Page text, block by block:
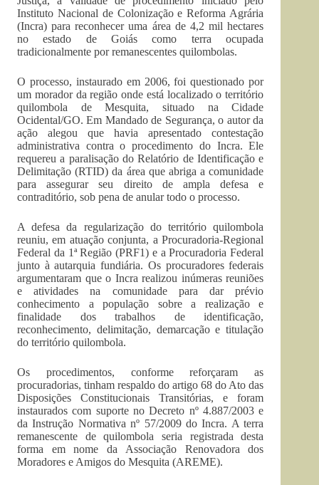
Instituto Nacional de Colonização e Reforma Agrária
(Incra) para reconhecer uma área de 4,2 mil hectares
no estado de Goiás como terra ocupada
tradicionalmente por remanescentes quilombolas.
O processo, instaurado em 2006, foi questionado por
um morador da região onde está localizado o território
quilombola de Mesquita, situado na Cidade
Ocidental/GO. Em Mandado de Segurança, o autor da
ação alegou que havia apresentado contestação
administrativa contra o procedimento do Incra. Ele
requereu a paralisação do Relatório de Identificação e
Delimitação (RTID) da área que abriga a comunidade
para assegurar seu direito de ampla defesa e
contraditório, sob pena de anular todo o processo.
A defesa da regularização do território quilombola
reuniu, em atuação conjunta, a Procuradoria-Regional
Federal da 1ª Região (PRF1) e a Procuradoria Federal
junto à autarquia fundiária. Os procuradores federais
argumentaram que o Incra realizou inúmeras reuniões
e atividades na comunidade para dar prévio
conhecimento a população sobre a realização e
finalidade dos trabalhos de identificação,
reconhecimento, delimitação, demarcação e titulação
do território quilombola.
Os procedimentos, conforme reforçaram as
procuradorias, tinham respaldo do artigo 68 do Ato das
Disposições Constitucionais Transitórias, e foram
instaurados com suporte no Decreto nº 4.887/2003 e
da Instrução Normativa nº 57/2009 do Incra. A terra
remanescente de quilombola seria registrada desta
forma em nome da Associação Renovadora dos
Moradores e Amigos do Mesquita (AREME).